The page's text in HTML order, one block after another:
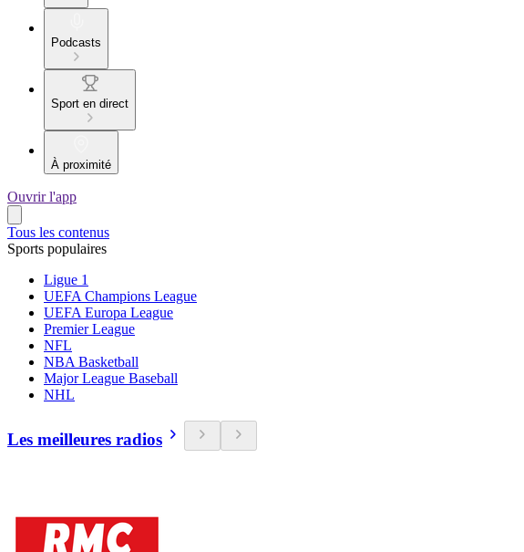
Podcasts
Sport en direct
À proximité
Ouvrir l'app
Tous les contenus
Sports populaires
Ligue 1
UEFA Champions League
UEFA Europa League
Premier League
NFL
NBA Basketball
Major League Baseball
NHL
Les meilleures radios